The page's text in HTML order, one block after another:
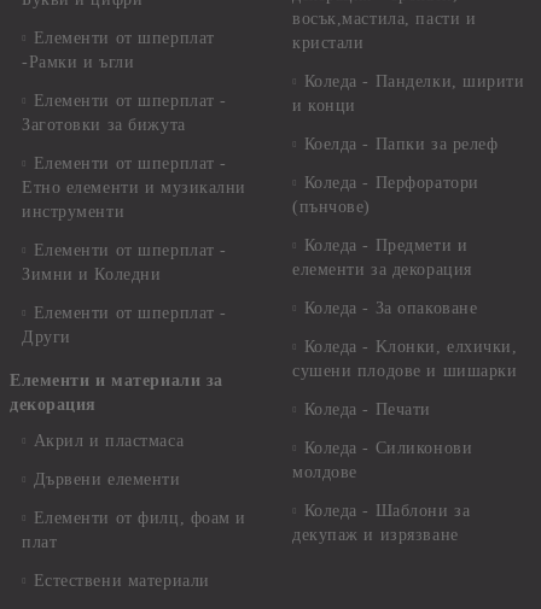
Елементи от шперплат
-Рамки и ъгли
Елементи от шперплат -
Заготовки за бижута
Елементи от шперплат -
Етно елементи и музикални
инструменти
Елементи от шперплат -
Зимни и Коледни
Елементи от шперплат -
Други
Елементи и материали за
декорация
Акрил и пластмаса
Дървени елементи
Елементи от филц, фоам и
плат
Естествени материали
восък,мастила, пасти и
кристали
Коледа - Панделки, ширити
и конци
Коелда - Папки за релеф
Коледа - Перфоратори
(пънчове)
Коледа - Предмети и
елементи за декорация
Коледа - За опаковане
Коледа - Kлонки, елхички,
сушени плодове и шишарки
Коледа - Печати
Коледа - Силиконови
молдове
Коледа - Шаблони за
декупаж и изрязване